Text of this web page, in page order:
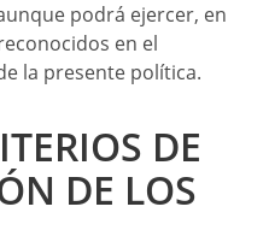
podrá ejercer, en
en el
la presente política.
DE
DE LOS